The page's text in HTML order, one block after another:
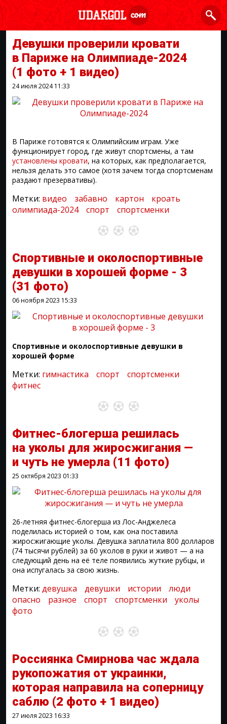
Девушки проверили кровати
в Париже на Олимпиаде-2024
(1 фото + 1 видео)
24 июля 202411:33
В Париже готовятся к Олимпийским играм. Уже
функционирует город, где живут спортсмены, а там
установлены кровати, на которых, как предполагается,
нельзя делать это самое (хотя зачем тогда спортсменам
раздают презервативы).
Метки: видео забавно картон
кроать
олимпиада-2024
спорт спортсменки
Спортивные и околоспортивные
девушки в хорошей форме - 3
(31 фото)
06 ноября 2023 15:33
Спортивные и околоспортивные девушки в
хорошей форме
Метки: гимнастика спорт
спортсменки
фитнес
Фитнес-блогерша решилась
на уколы для жиросжигания —
и чуть не умерла (11 фото)
25 октября 2023 01:33
26-летняя фитнес-блогерша из Лос-Анджелеса
поделилась историей о том, как она поставила
жиросжигающие уколы. Девушка заплатила 800 долларов
(74 тысячи рублей) за 60 уколов в руки и живот — а на
следующий день на её теле появились жуткие рубцы, и
она испугалась за свою жизнь.
Метки: девушка девушки истории
люди
опасно
разное спорт спортсменки
уколы
фото
Россиянка Смирнова час ждала
рукопожатия от украинки,
которая направила на соперницу
саблю (2 фото + 1 видео)
27 июля 2023 16:33